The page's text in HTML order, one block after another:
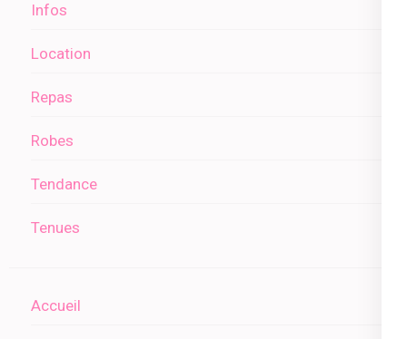
Infos
Location
Repas
Robes
Tendance
Tenues
Accueil